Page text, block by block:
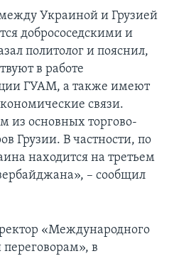
Украиной и Грузией
добрососедскими и
политолог и пояснил,
в работе
ГУАМ, а также имеют
связи.
из основных торгово-
Грузии. В частности, по
находится на третьем
– сообщил
«Международного
в